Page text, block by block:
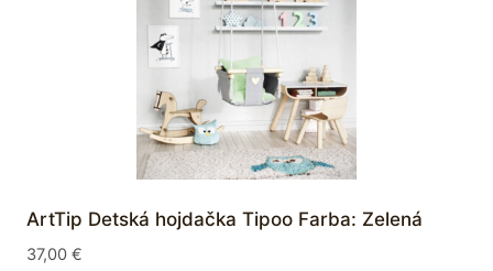
ArtTip Detská hojdačka Tipoo Farba: Zelená
37,00 €